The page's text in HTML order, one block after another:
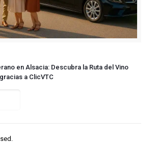
en Alsacia: Descubra la Ruta del Vino
a ClicVTC